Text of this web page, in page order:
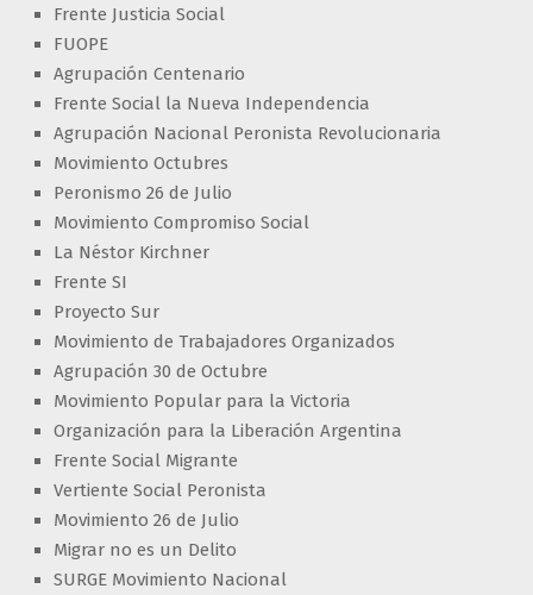
Frente Justicia Social
FUOPE
Agrupación Centenario
Frente Social la Nueva Independencia
Agrupación Nacional Peronista Revolucionaria
Movimiento Octubres
Peronismo 26 de Julio
Movimiento Compromiso Social
La Néstor Kirchner
Frente SI
Proyecto Sur
Movimiento de Trabajadores Organizados
Agrupación 30 de Octubre
Movimiento Popular para la Victoria
Organización para la Liberación Argentina
Frente Social Migrante
Vertiente Social Peronista
Movimiento 26 de Julio
Migrar no es un Delito
SURGE Movimiento Nacional